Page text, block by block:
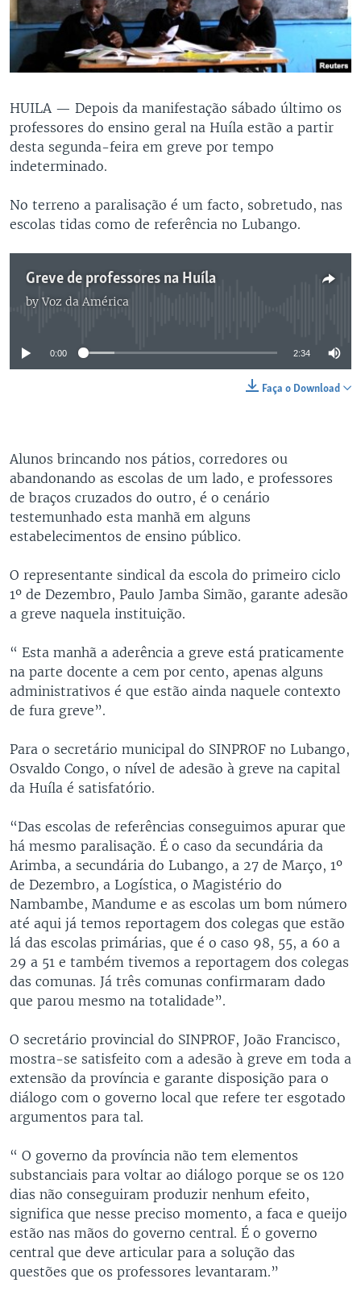
HUILA — Depois da manifestação sábado último os
professores do ensino geral na Huíla estão a partir
desta segunda-feira em greve por tempo
indeterminado.
No terreno a paralisação é um facto, sobretudo, nas
escolas tidas como de referência no Lubango.
Greve de professores na Huíla
byVoz da América
No media source currently available
0:00 2:34
Faça o Download
Alunos brincando nos pátios, corredores ou
abandonando as escolas de um lado, e professores
de braços cruzados do outro, é o cenário
testemunhado esta manhã em alguns
estabelecimentos de ensino público.
O representante sindical da escola do primeiro ciclo
1º de Dezembro, Paulo Jamba Simão, garante adesão
a greve naquela instituição.
“ Esta manhã a aderência a greve está praticamente
na parte docente a cem por cento, apenas alguns
administrativos é que estão ainda naquele contexto
de fura greve”.
Para o secretário municipal do SINPROF no Lubango,
Osvaldo Congo, o nível de adesão à greve na capital
da Huíla é satisfatório.
“Das escolas de referências conseguimos apurar que
há mesmo paralisação. É o caso da secundária da
Arimba, a secundária do Lubango, a 27 de Março, 1º
de Dezembro, a Logística, o Magistério do
Nambambe, Mandume e as escolas um bom número
até aqui já temos reportagem dos colegas que estão
lá das escolas primárias, que é o caso 98, 55, a 60 a
29 a 51 e também tivemos a reportagem dos colegas
das comunas. Já três comunas confirmaram dado
que parou mesmo na totalidade”.
O secretário provincial do SINPROF, João Francisco,
mostra-se satisfeito com a adesão à greve em toda a
extensão da província e garante disposição para o
diálogo com o governo local que refere ter esgotado
argumentos para tal.
“ O governo da província não tem elementos
substanciais para voltar ao diálogo porque se os 120
dias não conseguiram produzir nenhum efeito,
significa que nesse preciso momento, a faca e queijo
estão nas mãos do governo central. É o governo
central que deve articular para a solução das
questões que os professores levantaram.”